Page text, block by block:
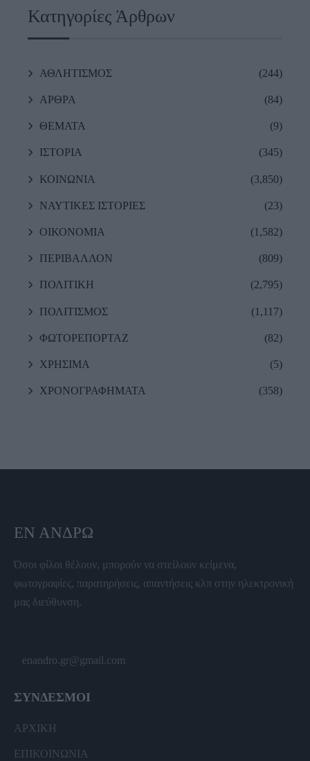
Κατηγορίες Άρθρων
ΑΘΛΗΤΙΣΜΟΣ (244)
ΑΡΘΡΑ (84)
ΘΕΜΑΤΑ (9)
ΙΣΤΟΡΙΑ (345)
ΚΟΙΝΩΝΙΑ (3,850)
ΝΑΥΤΙΚΕΣ ΙΣΤΟΡΙΕΣ (23)
ΟΙΚΟΝΟΜΙΑ (1,582)
ΠΕΡΙΒΑΛΛΟΝ (809)
ΠΟΛΙΤΙΚΗ (2,795)
ΠΟΛΙΤΙΣΜΟΣ (1,117)
ΦΩΤΟΡΕΠΟΡΤΑΖ (82)
ΧΡΗΣΙΜΑ (5)
ΧΡΟΝΟΓΡΑΦΗΜΑΤΑ (358)
ΕΝ ΆΝΔΡΩ
Όσοι φίλοι θέλουν, μπορούν να στείλουν κείμενα,
φωτογραφίες, παρατηρήσεις, απαντήσεις κλπ στην ηλεκτρονική
μας διεύθυνση.
enandro.gr@gmail.com
ΣΥΝΔΕΣΜΟΙ
ΑΡΧΙΚΗ
ΕΠΙΚΟΙΝΩΝΙΑ